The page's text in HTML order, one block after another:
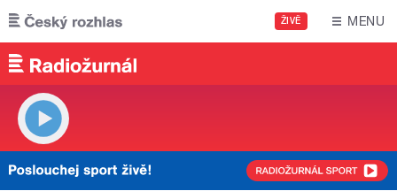
Přejít k hlavnímu obsahu
ŽIVĚ MENU